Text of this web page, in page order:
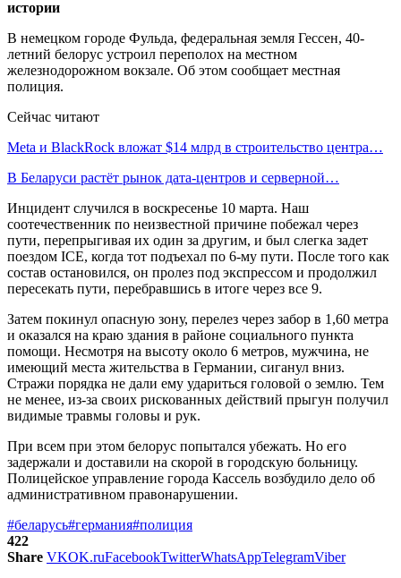
В немецком городе Фульда, федеральная земля Гессен, 40-
летний белорус устроил переполох на местном
железнодорожном вокзале. Об этом сообщает местная
полиция.
Сейчас читают
Meta и BlackRock вложат $14 млрд в строительство центра…
В Беларуси растёт рынок дата-центров и серверной…
Инцидент случился в воскресенье 10 марта. Наш
соотечественник по неизвестной причине побежал через
пути, перепрыгивая их один за другим, и был слегка задет
поездом ICE, когда тот подъехал по 6-му пути. После того как
состав остановился, он пролез под экспрессом и продолжил
пересекать пути, перебравшись в итоге через все 9.
Затем покинул опасную зону, перелез через забор в 1,60 метра
и оказался на краю здания в районе социального пункта
помощи. Несмотря на высоту около 6 метров, мужчина, не
имеющий места жительства в Германии, сиганул вниз.
Стражи порядка не дали ему удариться головой о землю. Тем
не менее, из-за своих рискованных действий прыгун получил
видимые травмы головы и рук.
При всем при этом белорус попытался убежать. Но его
задержали и доставили на скорой в городскую больницу.
Полицейское управление города Кассель возбудило дело об
административном правонарушении.
#беларусь#германия#полиция
422
Share VKOK.ruFacebookTwitterWhatsAppTelegramViber